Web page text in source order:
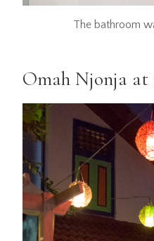
The bathroom
Omah Njonja